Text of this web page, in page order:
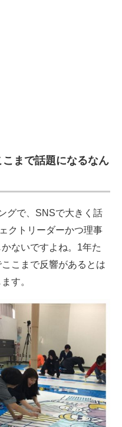
まで話題になるなん
グで、SNSで大きく話
クトリーダーかつ理事
ないですよね。1年た
こまで反響があるとは
す。